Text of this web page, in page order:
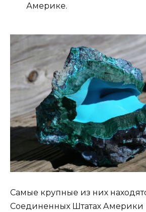
Америке.
Самые крупные из них
Соединенных Штатах Америки